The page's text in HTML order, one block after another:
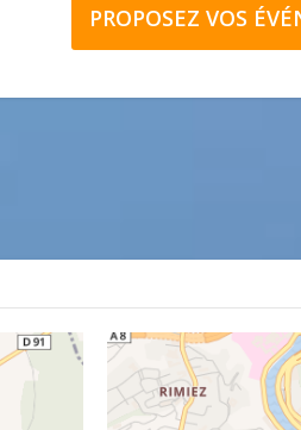
PROPOSEZ VOS